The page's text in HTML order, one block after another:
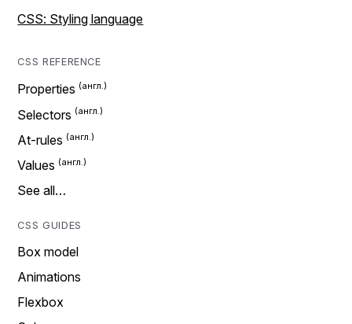
CSS: Styling language
CSS REFERENCE
Properties
Selectors
At-rules
Values
See all…
CSS GUIDES
Box model
Animations
Flexbox